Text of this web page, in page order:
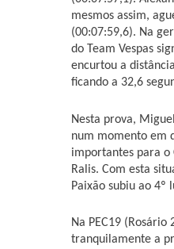
mesmos assim,
(00:07:59,6). Na
do Team Vespas
encurtou a
ficando a 32,6
Nesta prova,
num momento em
importantes para o
Ralis. Com esta
Paixão subiu ao 4º
Na PEC19
tranquilamente a